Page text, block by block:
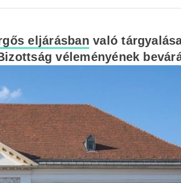
eljárásban való
véleményének